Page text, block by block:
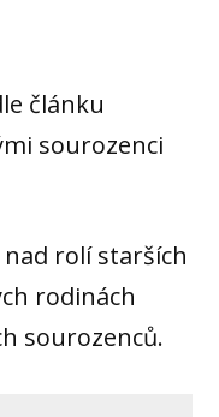
článku
sourozenci
nad rolí starších
rodinách
sourozenců.